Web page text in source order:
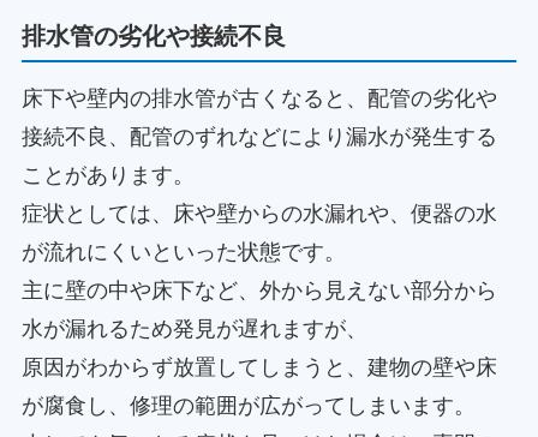
排水管の劣化や接続不良
床下や壁内の排水管が古くなると、配管の劣化や
接続不良、配管のずれなどにより漏水が発生する
ことがあります。
症状としては、床や壁からの水漏れや、便器の水
が流れにくいといった状態です。
主に壁の中や床下など、外から見えない部分から
水が漏れるため発見が遅れますが、
原因がわからず放置してしまうと、建物の壁や床
が腐食し、修理の範囲が広がってしまいます。